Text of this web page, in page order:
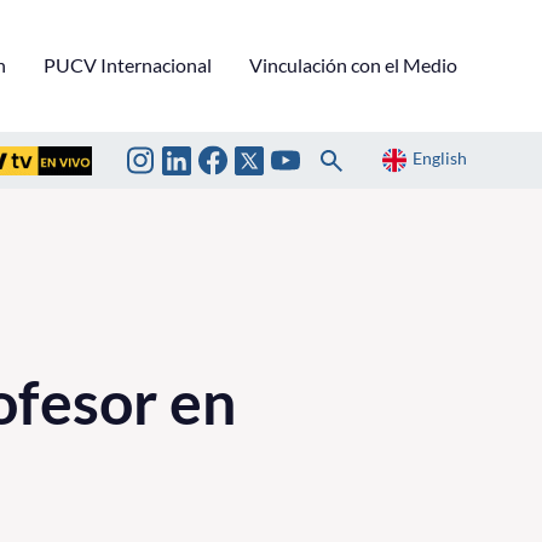
PUCV Internacional Vinculación con el Medio
English
en